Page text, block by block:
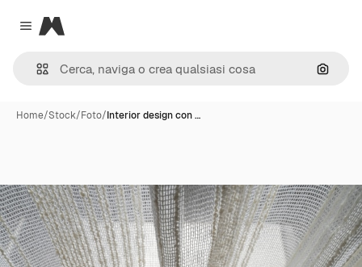
Close menu
Magnific
Cerca
Home/Stock/Foto/Interior design con …